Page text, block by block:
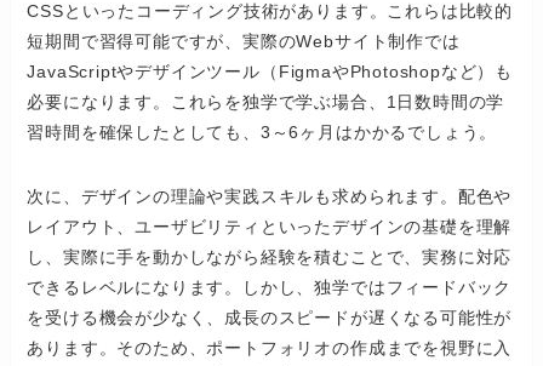
CSSといったコーディング技術があります。これらは比較的
短期間で習得可能ですが、実際のWebサイト制作では
JavaScriptやデザインツール（FigmaやPhotoshopなど）も
必要になります。これらを独学で学ぶ場合、1日数時間の学
習時間を確保したとしても、3～6ヶ月はかかるでしょう。
次に、デザインの理論や実践スキルも求められます。配色や
レイアウト、ユーザビリティといったデザインの基礎を理解
し、実際に手を動かしながら経験を積むことで、実務に対応
できるレベルになります。しかし、独学ではフィードバック
を受ける機会が少なく、成長のスピードが遅くなる可能性が
あります。そのため、ポートフォリオの作成までを視野に入